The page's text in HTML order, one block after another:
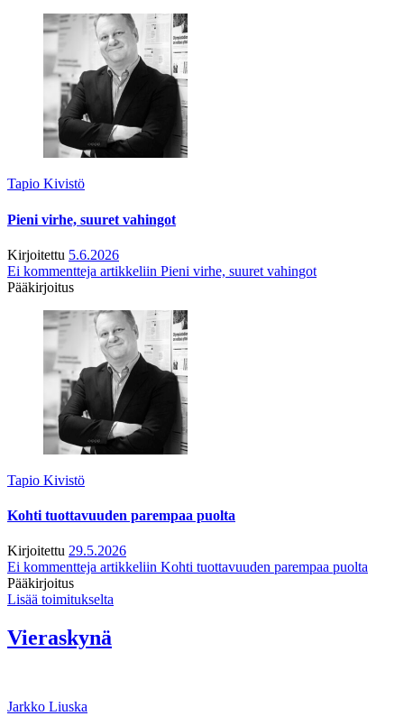
Tapio Kivistö
Pieni virhe, suuret vahingot
Kirjoitettu 5.6.2026
Ei kommentteja artikkeliin Pieni virhe, suuret vahingot
Pääkirjoitus
Tapio Kivistö
Kohti tuottavuuden parempaa puolta
Kirjoitettu 29.5.2026
Ei kommentteja artikkeliin Kohti tuottavuuden parempaa puolta
Pääkirjoitus
Lisää toimitukselta
Vieraskynä
Jarkko Liuska